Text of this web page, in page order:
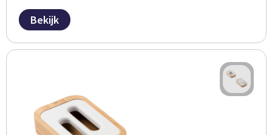
Bekijk